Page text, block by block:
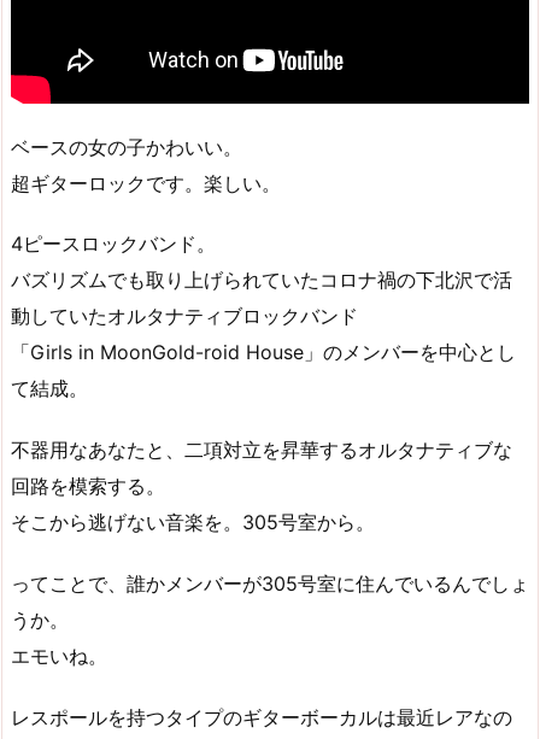
ベースの女の子かわいい。
超ギターロックです。楽しい。
4ピースロックバンド。
バズリズムでも取り上げられていたコロナ禍の下北沢で活
動していたオルタナティブロックバンド
「Girls in MoonGold-roid House」のメンバーを中心とし
て結成。
不器用なあなたと、二項対立を昇華するオルタナティブな
回路を模索する。
そこから逃げない音楽を。305号室から。
ってことで、誰かメンバーが305号室に住んでいるんでしょ
うか。
エモいね。
レスポールを持つタイプのギターボーカルは最近レアなの